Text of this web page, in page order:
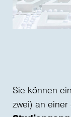
Sie können ein
zwei) an einer